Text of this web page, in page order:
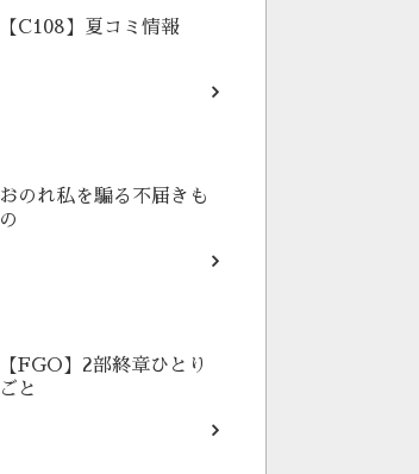
【C108】夏コミ情報
おのれ私を騙る不届きも
の
【FGO】2部終章ひとり
ごと